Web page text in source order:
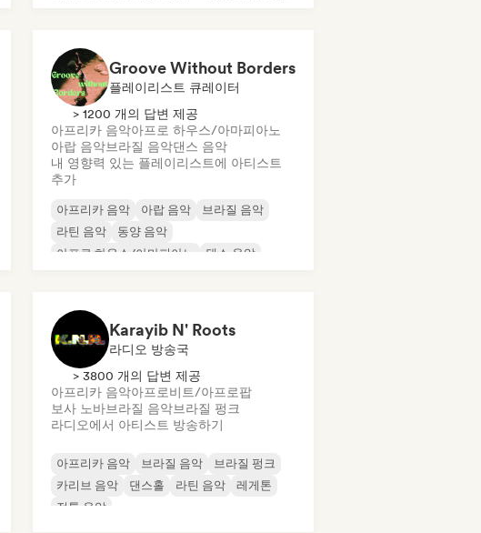
Groove Without Borders
플레이리스트 큐레이터
> 1200 개의 답변 제공
아프리카 음악아프로 하우스/아마피아노
아랍 음악브라질 음악댄스 음악
내 영향력 있는 플레이리스트에 아티스트
추가
아프리카 음악 아랍 음악
브라질 음악
라틴 음악
동양 음악
아프로 하우스/아마피아노
댄스 음악
Karayib N' Roots
라디오 방송국
> 3800 개의 답변 제공
아프리카 음악아프로비트/아프로팝
보사 노바브라질 음악브라질 펑크
라디오에서 아티스트 방송하기
아프리카 음악 브라질 음악
브라질 펑크
카리브 음악
댄스홀 라틴 음악
레게톤
전통 음악